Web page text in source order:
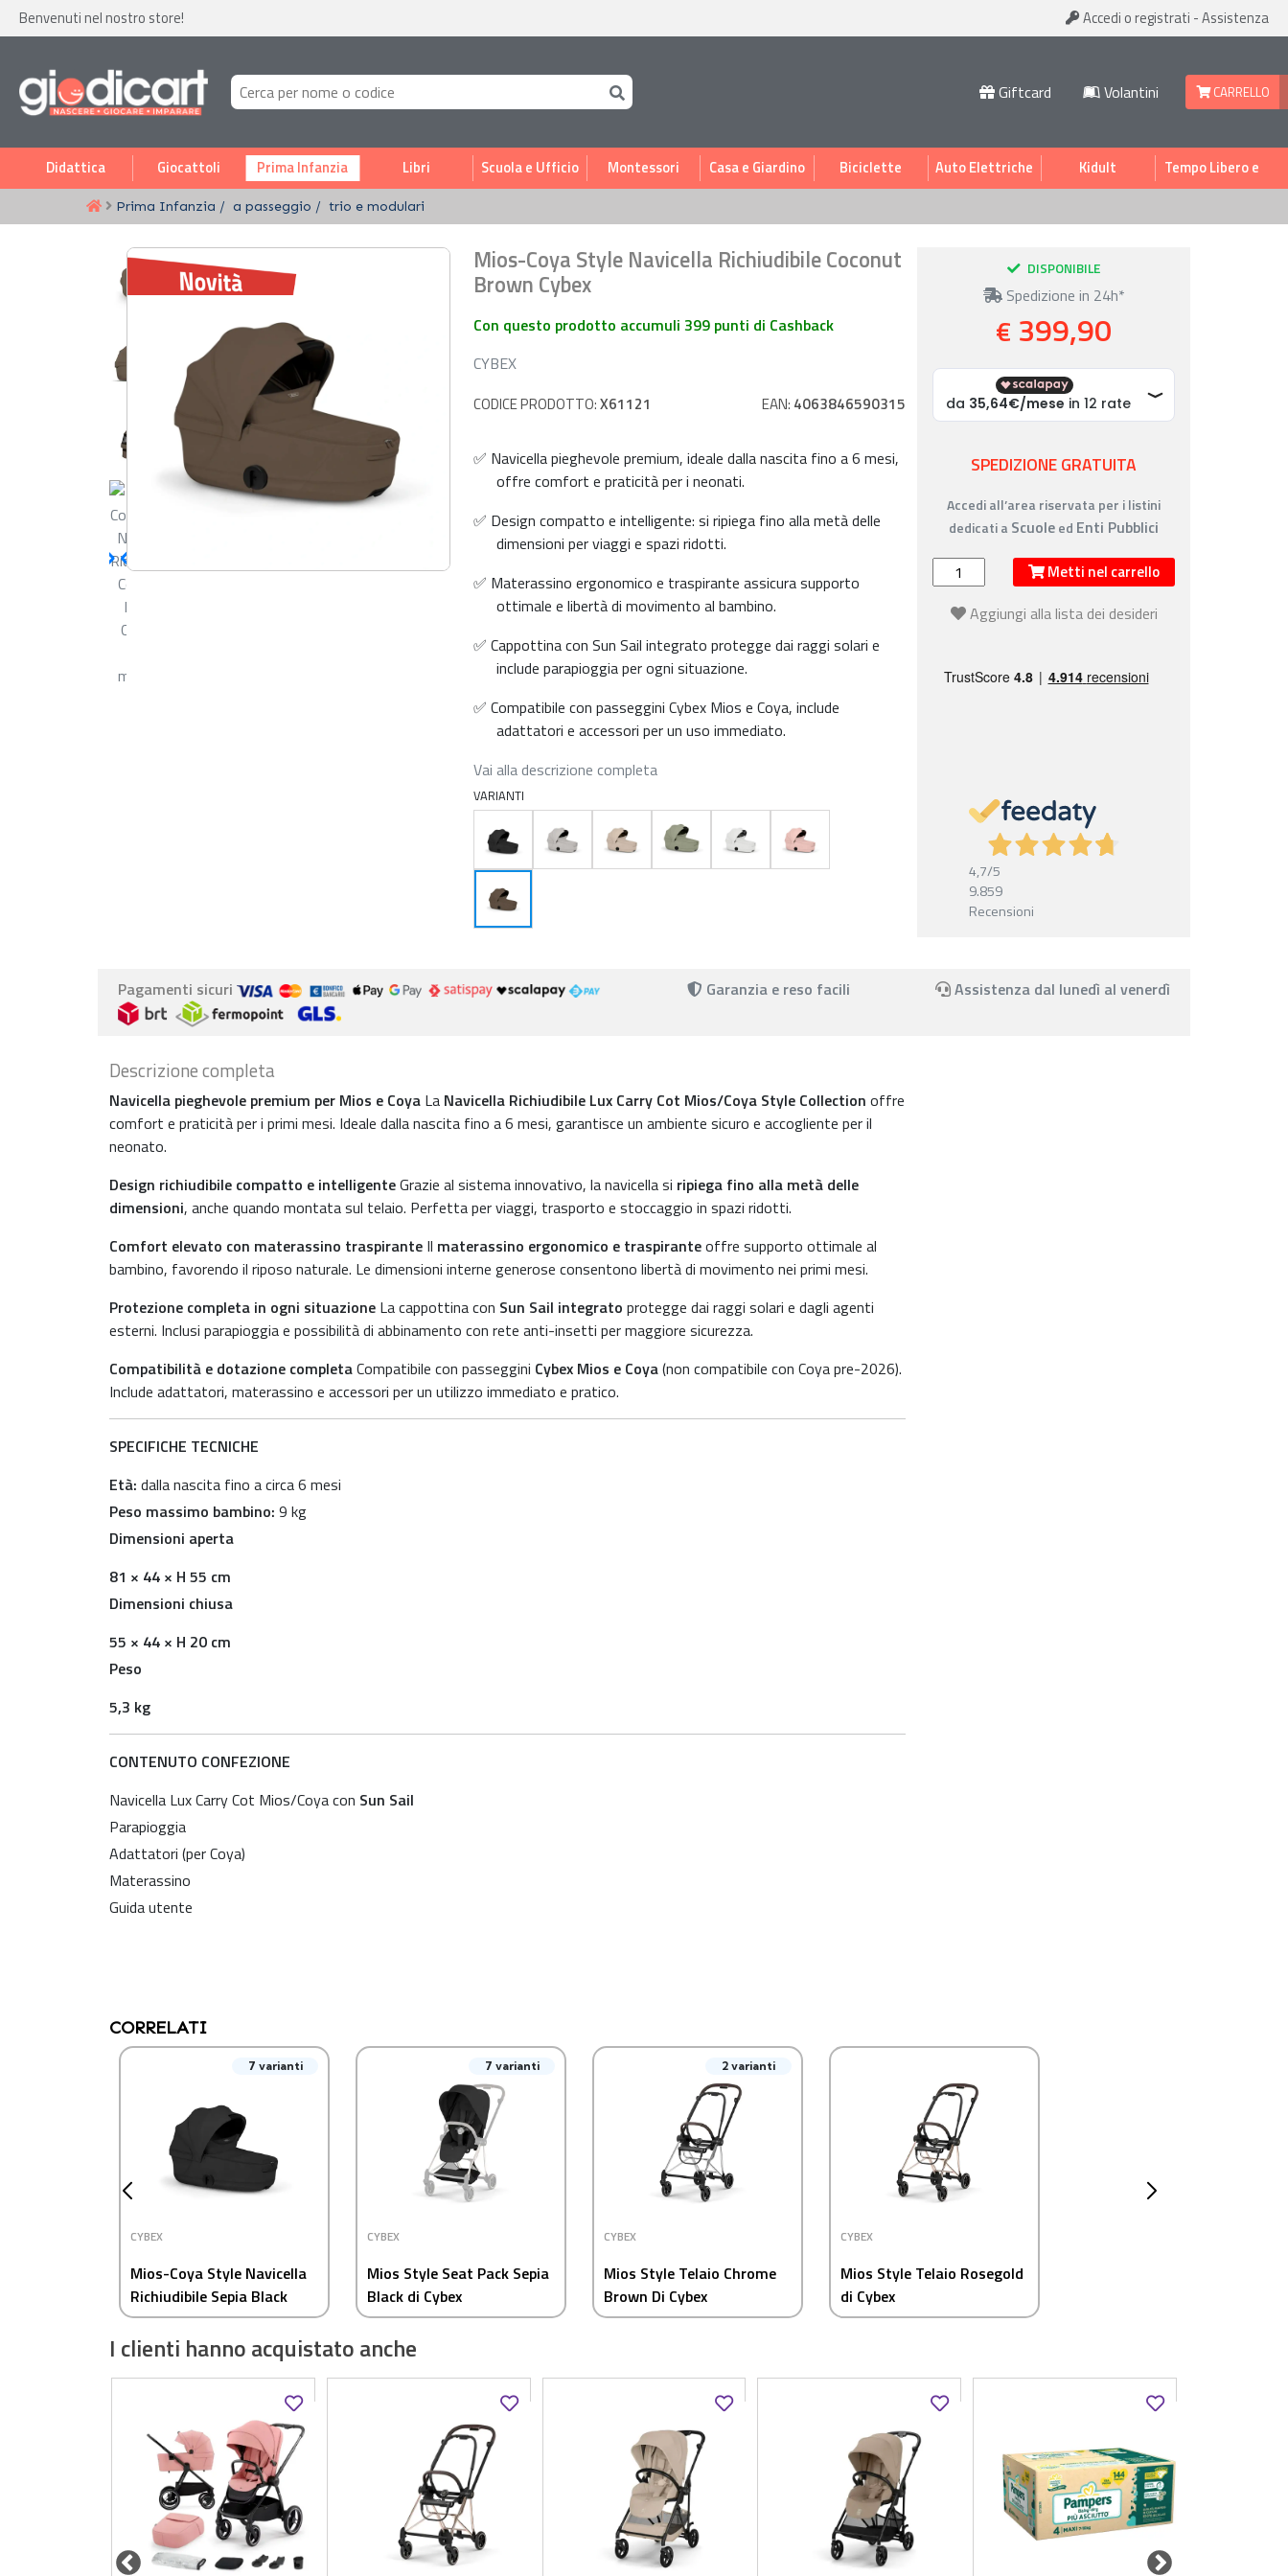
Benvenuti nel nostro store! Accedi o registrati -Assistenza
Giftcard Volantini CARRELLO
Didattica Giocattoli Prima Infanzia Libri Scuola e Ufficio Montessori Casa e Giardino Biciclette Auto Elettriche Kidult
Tempo Libero e
Sport
Prima Infanzia a passeggio trio e modulari
Mios-Coya Style Navicella Richiudibile Coconut
Brown Cybex
Con questo prodotto accumuli 399 punti di Cashback
CYBEX
CODICE PRODOTTO:X61121 EAN: 4063846590315
✅ Navicella pieghevole premium, ideale dalla nascita fino a 6 mesi,
offre comfort e praticità per i neonati.
✅ Design compatto e intelligente: si ripiega fino alla metà delle
dimensioni per viaggi e spazi ridotti.
✅ Materassino ergonomico e traspirante assicura supporto
ottimale e libertà di movimento al bambino.
✅ Cappottina con Sun Sail integrato protegge dai raggi solari e
include parapioggia per ogni situazione.
✅ Compatibile con passeggini Cybex Mios e Coya, include
adattatori e accessori per un uso immediato.
Vai alla descrizione completa
VARIANTI
DISPONIBILE
Spedizione in 24h*
€ 399,90
SPEDIZIONE GRATUITA
Accedi all’area riservata per i listini
dedicati a Scuoleed Enti Pubblici
Metti nel carrello
Aggiungi alla lista dei desideri
4,7/5
9.859
Recensioni
Pagamenti sicuri Garanzia e reso facili Assistenza dal lunedì al venerdì
Descrizione completa
Navicella pieghevole premium per Mios e Coya La Navicella Richiudibile Lux Carry Cot Mios/Coya Style Collection offre
comfort e praticità per i primi mesi. Ideale dalla nascita fino a 6 mesi, garantisce un ambiente sicuro e accogliente per il
neonato.
Design richiudibile compatto e intelligenteGrazie al sistema innovativo, la navicella si ripiega fino alla metà delle
dimensioni, anche quando montata sul telaio. Perfetta per viaggi, trasporto e stoccaggio in spazi ridotti.
Comfort elevato con materassino traspirante Il materassino ergonomico e traspiranteoffre supporto ottimale al
bambino, favorendo il riposo naturale. Le dimensioni interne generose consentono libertà di movimento nei primi mesi.
Protezione completa in ogni situazione La cappottina con Sun Sail integrato protegge dai raggi solari e dagli agenti
esterni. Inclusi parapioggia e possibilità di abbinamento con rete anti-insetti per maggiore sicurezza.
Compatibilità e dotazione completaCompatibile con passeggini Cybex Mios e Coya(non compatibile con Coya pre-2026).
Include adattatori, materassino e accessori per un utilizzo immediato e pratico.
SPECIFICHE TECNICHE
Età: dalla nascita fino a circa 6 mesi
Peso massimo bambino: 9 kg
Dimensioni aperta
81 × 44 × H 55 cm
Dimensioni chiusa
55 × 44 × H 20 cm
Peso
5,3 kg
CONTENUTO CONFEZIONE
Navicella Lux Carry Cot Mios/Coya con Sun Sail
Parapioggia
Adattatori (per Coya)
Materassino
Guida utente
CORRELATI
7 varianti
CYBEX
Mios-Coya Style Navicella
Richiudibile Sepia Black
7 varianti
CYBEX
Mios Style Seat Pack Sepia
Black di Cybex
2 varianti
CYBEX
Mios Style Telaio Chrome
Brown Di Cybex
CYBEX
Mios Style Telaio Rosegold
di Cybex
I clienti hanno acquistato anche